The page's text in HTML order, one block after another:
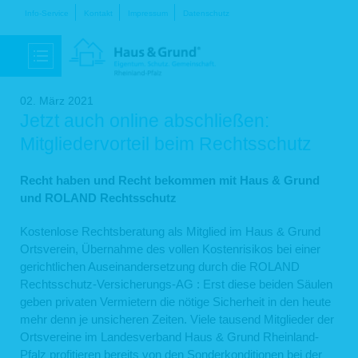
Navigation
Info-Service Kontakt Impressum Datenschutz
02. März 2021
Jetzt auch online abschließen:
Mitgliedervorteil beim Rechtsschutz
Recht haben und Recht bekommen mit Haus & Grund
und ROLAND Rechtsschutz
Kostenlose Rechtsberatung als Mitglied im Haus & Grund
Ortsverein, Übernahme des vollen Kostenrisikos bei einer
gerichtlichen Auseinandersetzung durch die ROLAND
Rechtsschutz-Versicherungs-AG : Erst diese beiden Säulen
geben privaten Vermietern die nötige Sicherheit in den heute
mehr denn je unsicheren Zeiten. Viele tausend Mitglieder der
Ortsvereine im Landesverband Haus & Grund Rheinland-
Pfalz profitieren bereits von den Sonderkonditionen bei der